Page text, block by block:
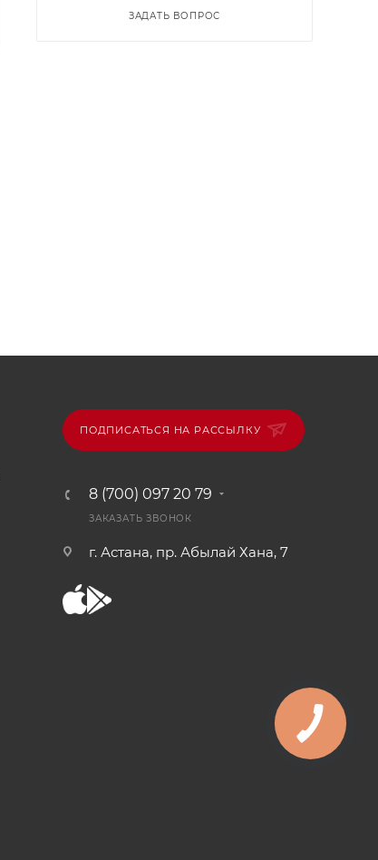
ЗАДАТЬ ВОПРОС
ПОДПИСАТЬСЯ НА РАССЫЛКУ
8 (700) 097 20 79
ЗАКАЗАТЬ ЗВОНОК
г. Астана, пр. Абылай Хана, 7